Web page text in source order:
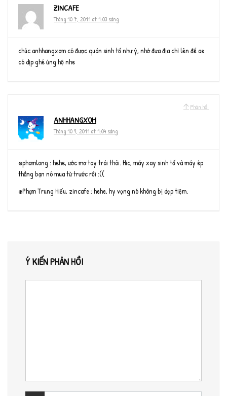
ZINCAFE
Tháng 10 7, 2011 at 1:03 sáng
chúc anhhangxom có được quán sinh tố như ý, nhớ đưa địa chỉ lên để ae
có dịp ghé ủng hộ nhe
Phản hồi
ANHHANGXOM
Tháng 10 9, 2011 at 1:04 sáng
@phamlong : hehe, ước mơ tay trái thôi. Hic, máy xay sinh tố và máy ép
thằng bạn nó mua từ trước rồi :((
@Phạm Trung Hiếu, zincafe : hehe, hy vọng nó không bị dẹp tiệm.
Ý KIẾN PHẢN HỒI